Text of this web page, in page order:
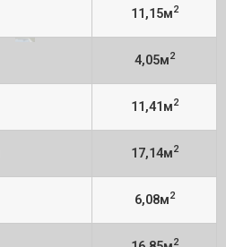
11,15м2
4,05м2
11,41м2
17,14м2
6,08м2
2